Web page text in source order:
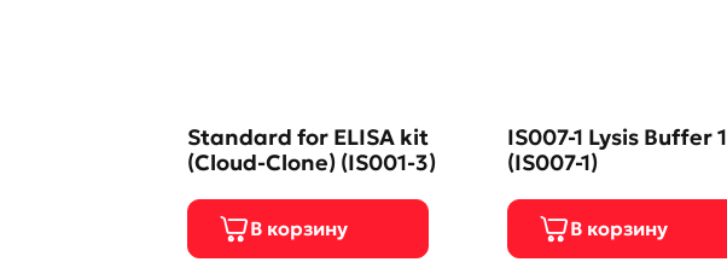
Standard for ELISA kit
(Cloud-Clone) (IS001-3)
IS007-1 Lysis Buffer 1
(IS007-1)